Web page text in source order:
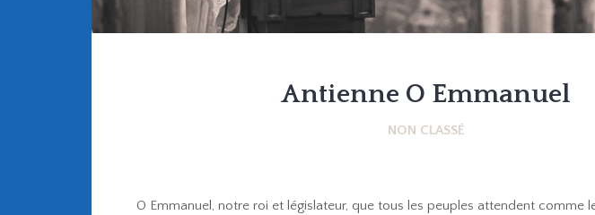
Antienne O Emmanuel
NON CLASSÉ
O Emmanuel, notre roi et législateur, que tous les peuples attendent comme